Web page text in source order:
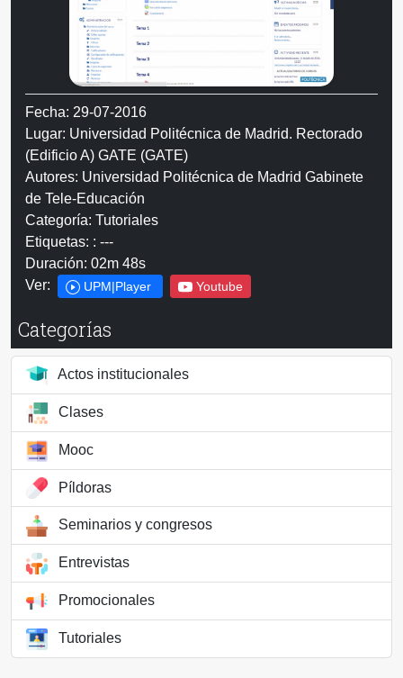
Fecha: 29-07-2016
Lugar: Universidad Politécnica de Madrid. Rectorado
(Edificio A) GATE (GATE)
Autores: Universidad Politécnica de Madrid Gabinete
de Tele-Educación
Categoría: Tutoriales
Etiquetas: : ---
Duración: 02m 48s
Ver:
UPM|Player Youtube
Categorías
Actos institucionales
Clases
Mooc
Píldoras
Seminarios y congresos
Entrevistas
Promocionales
Tutoriales